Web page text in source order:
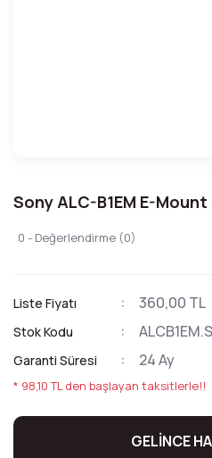
Sony ALC-B1EM E-Mount
0 - Değerlendirme (0)
Liste Fiyatı 360,00 TL
Stok Kodu
Garanti Süresi 24 Ay
* 98,10 TL den başlayan taksitlerle!!
GELİNCE